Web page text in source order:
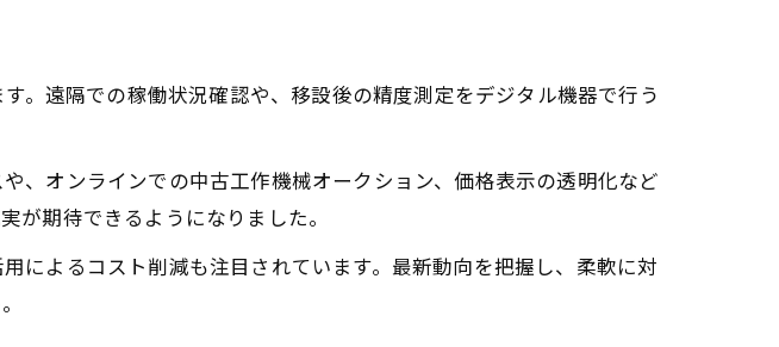
。遠隔での稼働状況確認や、移設後の精度測定をデジタル機器で行う
、オンラインでの中古工作機械オークション、価格表示の透明化など
が期待できるようになりました。
によるコスト削減も注目されています。最新動向を把握し、柔軟に対